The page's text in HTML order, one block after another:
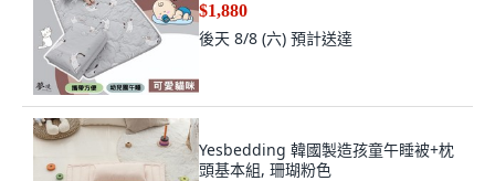
$1,880
後天 8/8 (六) 預計送達
Yesbedding 韓國製造孩童午睡被+枕
頭基本組, 珊瑚粉色